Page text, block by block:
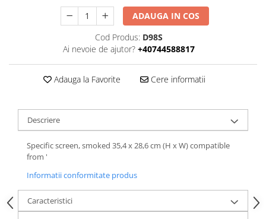
ADAUGA IN COS
Cod Produs: D98S
Ai nevoie de ajutor? +40744588817
Adauga la Favorite Cere informatii
Descriere
Specific screen, smoked 35,4 x 28,6 cm (H x W) compatible
from '
Informatii conformitate produs
Caracteristici